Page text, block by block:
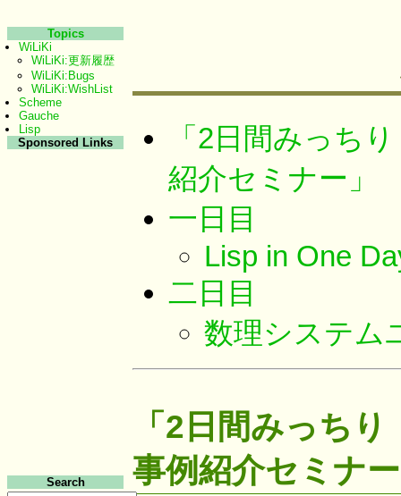
「2日間みっち
紹介セミナー」
一日目
Lisp in One
二日目
数理システム
「2日間みっち
事例紹介セミナ
Topics
WiLiKi
WiLiKi:更新履歴
WiLiKi:Bugs
WiLiKi:WishList
Scheme
Gauche
Lisp
Sponsored Links
Search